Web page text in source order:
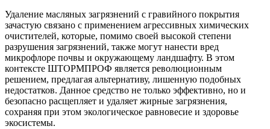
Удаление масляных загрязнений с гравийного покрытия
зачастую связано с применением агрессивных химических
очистителей, которые, помимо своей высокой степени
разрушения загрязнений, также могут нанести вред
микрофлоре почвы и окружающему ландшафту. В этом
контексте ШТОРМПРОФ является революционным
решением, предлагая альтернативу, лишенную подобных
недостатков. Данное средство не только эффективно, но и
безопасно расщепляет и удаляет жирные загрязнения,
сохраняя при этом экологическое равновесие и здоровье
экосистемы.